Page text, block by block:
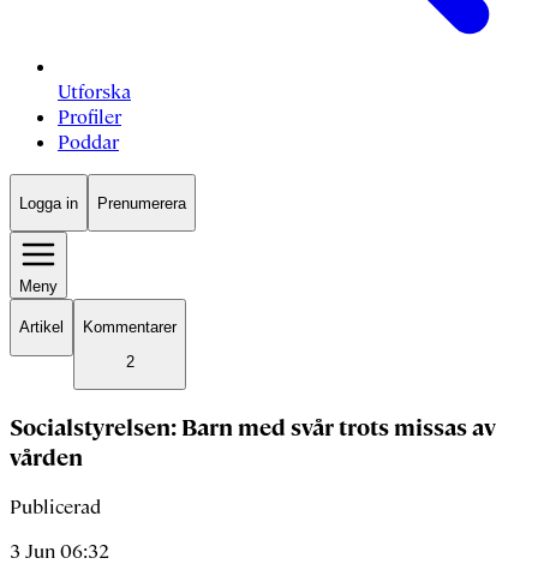
Utforska
Profiler
Poddar
Logga in Prenumerera
Meny
Artikel
Kommentarer
2
Socialstyrelsen: Barn med svår trots missas av
vården
Publicerad
3 Jun 06:32